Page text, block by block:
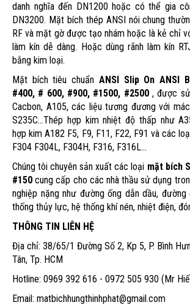
danh nghĩa đến DN1200 hoặc có thể gia
DN3200. Mặt bích thép ANSI nói chung
RF và mặt gờ được tạo nhám hoặc là kẻ chỉ
làm kín dễ dàng. Hoặc dùng rãnh làm kín
bằng kim loại.
Mặt bích tiêu chuẩn ANSI Slip On ANSI
#400, # 600, #900, #1500, #2500, được sử
Cacbon, A105, các liệu tương đương với
S235C...Thép hợp kim nhiệt độ thấp như
hợp kim A182 F5, F9, F11, F22, F91 và các
F304 F304L, F304H, F316, F316L...
Chúng tôi chuyên sản xuất các loại mặt bích
#150 cung cấp cho các nhà thầu sử dụng
nghiệp nặng như đường ống dẫn dầu, đường
thống thủy lực, hệ thống khí nén, nhiệt điện,
THÔNG TIN LIÊN HỆ
Địa chỉ: 38/65/1 Đường Số 2, Kp 5, P. Bình
Tân, Tp. HCM
Hotline: 0969 392 616 - 0972 505 930 (Mr
Email: matbichhungthinhphat@gmail.com